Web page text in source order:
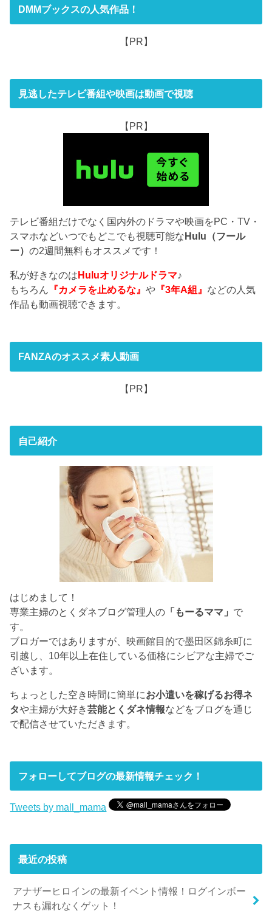
DMMブックスの人気作品！
【PR】
見逃したテレビ番組や映画は動画で視聴
【PR】
テレビ番組だけでなく国内外のドラマや映画をPC・TV・
スマホなどいつでもどこでも視聴可能なHulu（フール
ー）の2週間無料もオススメです！
私が好きなのは Huluオリジナルドラマ♪
もちろん 『カメラを止めるな』や 『3年A組』 などの人気
作品も動画視聴できます。
FANZAのオススメ素人動画
【PR】
自己紹介
はじめまして！
専業主婦のとくダネブログ管理人の 「もーるママ」 で
す。
ブロガーではありますが、映画館目的で墨田区錦糸町に
引越し、10年以上在住している価格にシビアな主婦でご
ざいます。
ちょっとした空き時間に簡単にお小遣いを稼げるお得ネ
タや主婦が大好き芸能とくダネ情報などをブログを通じ
で配信させていただきます。
フォローしてブログの最新情報チェック！
Tweets by mall_mama
最近の投稿
アナザーヒロインの最新イベント情報！ログインボー
ナスも漏れなくゲット！